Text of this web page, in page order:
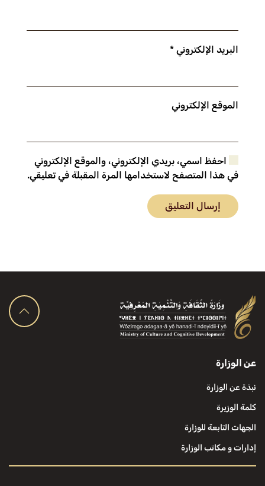
البريد الإلكتروني *
الموقع الإلكتروني
احفظ اسمي، بريدي الإلكتروني، والموقع الإلكتروني
في هذا المتصفح لاستخدامها المرة المقبلة في تعليقي.
إرسال التعليق
عن الوزارة
نبذة عن الوزارة
كلمة الوزيرة
الجهات التابعة للوزارة
إدارات و مكاتب الوزارة